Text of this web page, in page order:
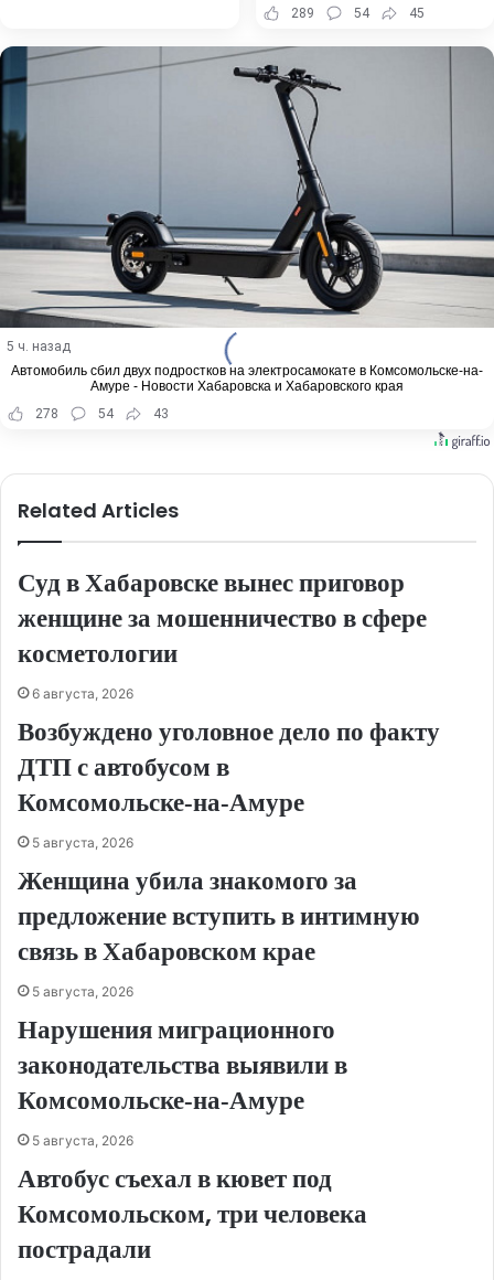
289 54 45
5 ч. назад
Автомобиль сбил двух подростков на электросамокате в Комсомольске-на-
Амуре - Новости Хабаровска и Хабаровского края
278
54 43
Related Articles
Суд в Хабаровске вынес приговор
женщине за мошенничество в сфере
косметологии
6 августа, 2026
Возбуждено уголовное дело по факту
ДТП с автобусом в
Комсомольске‑на‑Амуре
5 августа, 2026
Женщина убила знакомого за
предложение вступить в интимную
связь в Хабаровском крае
5 августа, 2026
Нарушения миграционного
законодательства выявили в
Комсомольске‑на‑Амуре
5 августа, 2026
Автобус съехал в кювет под
Комсомольском, три человека
пострадали